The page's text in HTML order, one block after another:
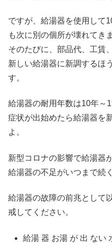
ですが、給湯器を使用して
も次に別の個所が壊れてき
そのたびに、部品代、工賃
新しい給湯器に新調するほ
す。
給湯器の耐用年数は10年～
症状が出始めたら給湯器を
よ。
新型コロナの影響で給湯器
給湯器の不足がいつまで続
給湯器の故障の前兆として
戒してください。
給湯 器 お湯 が 出 ない